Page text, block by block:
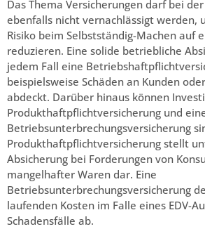
Das Thema Versicherungen darf bei
ebenfalls nicht vernachlässigt werden,
Risiko beim Selbstständig-Machen auf
reduzieren. Eine solide betriebliche
jedem Fall eine
beispielsweise Schäden an Kunden
abdeckt. Darüber hinaus können
Produkthaftpflichtversicherung und
Betriebsunterbrechungsversicherung
Produkthaftpflichtversicherung stellt
Absicherung bei Forderungen von
mangelhafter Waren dar. Eine
Betriebsunterbrechungsversicherung
laufenden Kosten im Falle eines EDV-
Schadensfälle ab.